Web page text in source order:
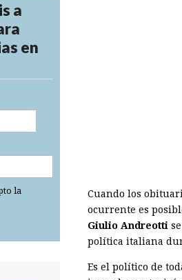
Cuando los
ocurrente es
Giulio Andreotti
política italiana
Es el político de
a
en
la